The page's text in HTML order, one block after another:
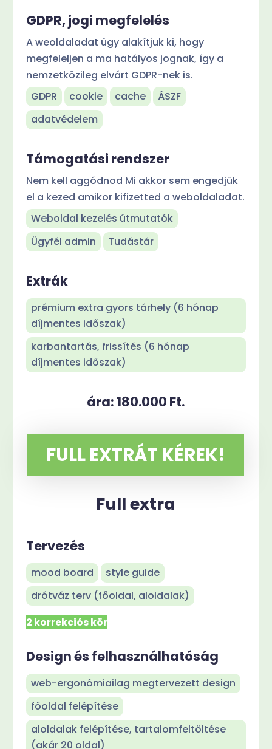
GDPR, jogi megfelelés
A weoldaladat úgy alakítjuk ki, hogy
megfeleljen a ma hatályos jognak, így a
nemzetközileg elvárt GDPR-nek is.
GDPR
cookie cache
ÁSZF
adatvédelem
Támogatási rendszer
Nem kell aggódnod Mi akkor sem engedjük
el a kezed amikor kifizetted a weboldaladat.
Weboldal kezelés útmutatók
Ügyfél admin
Tudástár
Extrák
prémium extra gyors tárhely (6 hónap
díjmentes időszak)
karbantartás, frissítés (6 hónap
díjmentes időszak)
ára: 180.000 Ft.
FULL EXTRÁT KÉREK!
Full extra
Tervezés
mood board
style guide
drótváz terv (főoldal, aloldalak)
2 korrekciós kör
Design és felhasználhatóság
web-ergonómiailag megtervezett design
főoldal felépítése
aloldalak felépítése, tartalomfeltöltése
(akár 20 oldal)